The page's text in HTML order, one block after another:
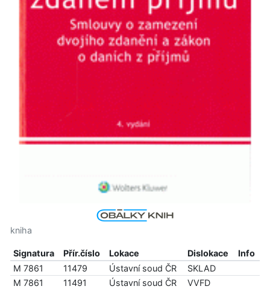
kniha
Signatura Přír.číslo Lokace Dislokace
Info
M 7861
11479 Ústavní soud ČR
SKLAD
M 7861
11491 Ústavní soud ČR VVFD